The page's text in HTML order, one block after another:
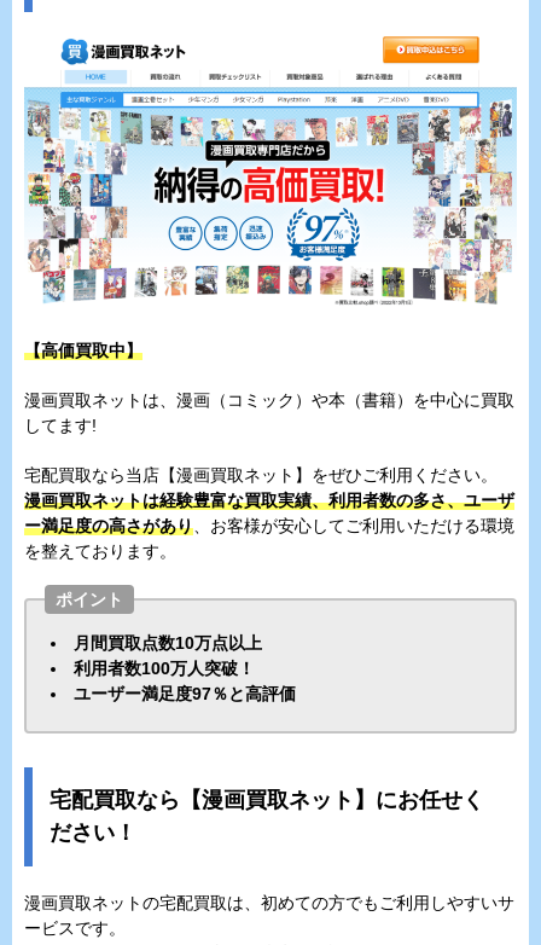
【高価買取中】
漫画買取ネットは、漫画（コミック）や本（書籍）を中心に買取
してます!
宅配買取なら当店【漫画買取ネット】をぜひご利用ください。
漫画買取ネットは経験豊富な買取実績、利用者数の多さ、ユーザ
ー満足度の高さがあり 、お客様が安心してご利用いただける環境
を整えております。
ポイント
月間買取点数10万点以上
利用者数100万人突破！
ユーザー満足度97％と高評価
宅配買取なら【漫画買取ネット】にお任せく
ださい！
漫画買取ネットの宅配買取は、初めての方でもご利用しやすいサ
ービスです。